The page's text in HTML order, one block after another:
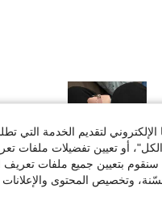
مفيد (0)
لتقديم الخدمة التي
أو تعيين تفضيلات ملفات
بتعيين جميع ملفات تعريف
وتخصيص المحتوى